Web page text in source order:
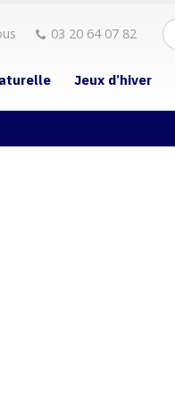
03 20 64 07 82
Jeux d’hiver